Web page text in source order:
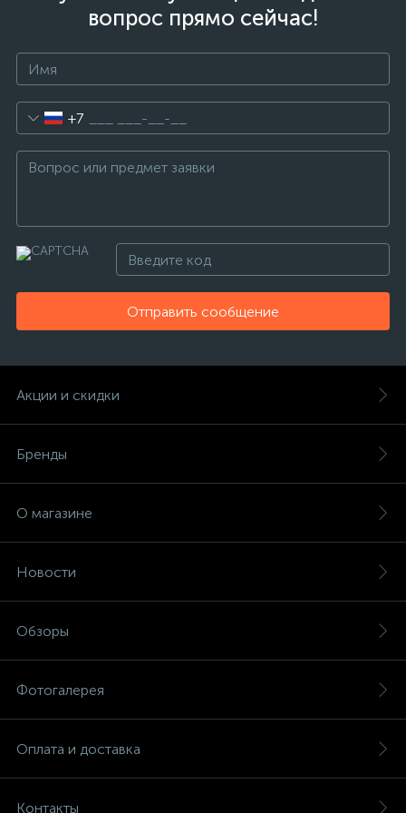
вопрос прямо сейчас!
+7
Отправить сообщение
Акции и скидки
Бренды
О магазине
Новости
Обзоры
Фотогалерея
Оплата и доставка
Контакты